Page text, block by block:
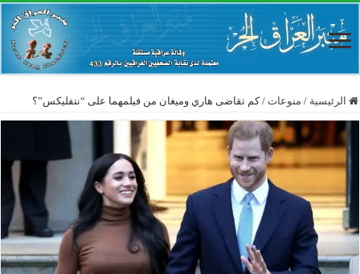
الرئيسية / منوعات / كم تقاضى هاري وميغان من فيلمهما على “نتفليكس”؟